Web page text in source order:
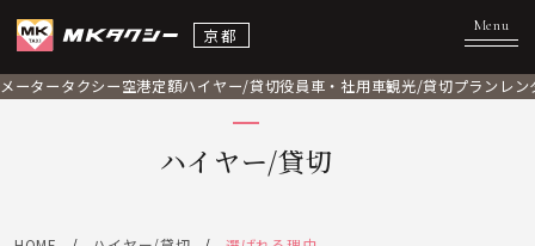
京都
メータータクシー空港定額ハイヤー/貸切役員車・社用車観光/貸切プラン レ
ハイヤー/貸切